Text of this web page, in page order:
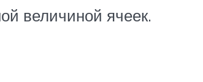
величиной ячеек.